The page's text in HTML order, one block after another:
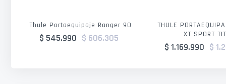
Thule Portaequipaje Ranger 90
$ 545.990 $ 606.305
THULE
XT SPORT
$ 1.169.990 $